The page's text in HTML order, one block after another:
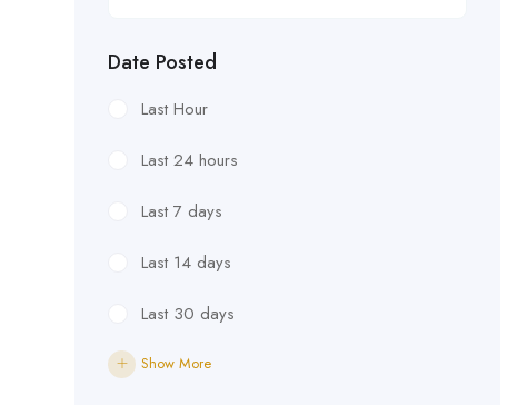
Date Posted
Last Hour
Last 24 hours
Last 7 days
Last 14 days
Last 30 days
Show More